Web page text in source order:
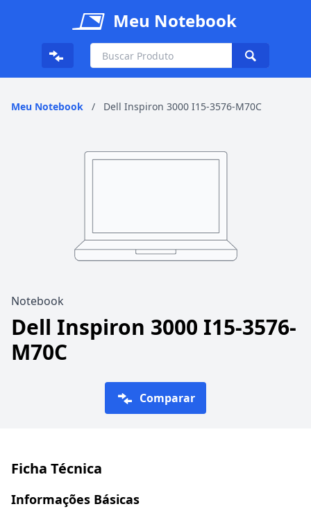
Meu Notebook
Meu Notebook / Dell Inspiron 3000 I15-3576-M70C
Notebook
Dell Inspiron 3000 I15-3576-
M70C
Comparar
Ficha Técnica
Informações Básicas